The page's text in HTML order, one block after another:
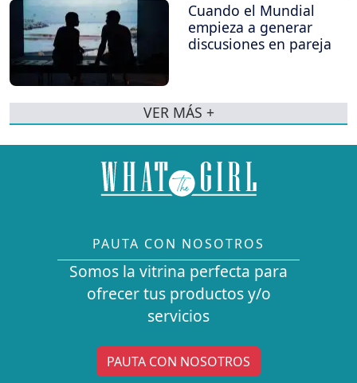
Cuando el Mundial
empieza a generar
discusiones en pareja
VER MÁS +
PAUTA CON NOSOTROS
Somos la vitrina perfecta para
ofrecer tus productos y/o
servicios
PAUTA CON NOSOTROS